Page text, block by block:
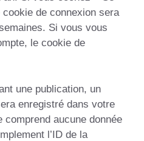
de connexion sera
Si vous vous
le cookie de
une publication, un
enregistré dans votre
comprend aucune donnée
l’ID de la